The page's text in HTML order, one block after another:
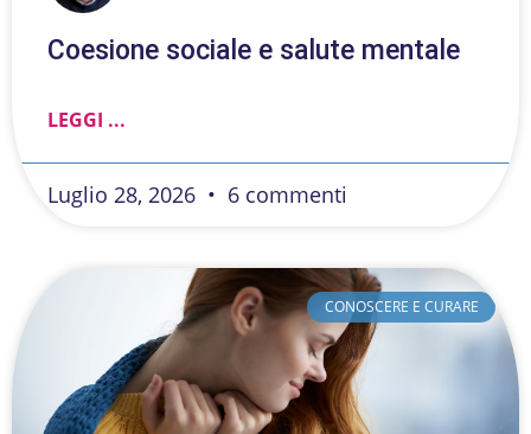
Coesione sociale e salute mentale
LEGGI ...
Luglio 28, 2026 6 commenti
CONOSCERE E CURARE